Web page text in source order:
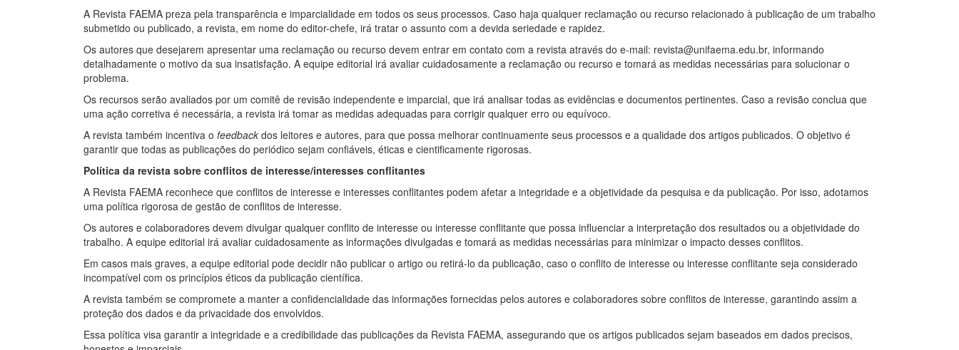
A Revista FAEMA preza pela transparência e imparcialidade em todos os seus processos. Caso haja qualquer reclamação ou recurso relacionado à publicação de um trabalho
submetido ou publicado, a revista, em nome do editor-chefe, irá tratar o assunto com a devida seriedade e rapidez.
Os autores que desejarem apresentar uma reclamação ou recurso devem entrar em contato com a revista através do e-mail: revista@unifaema.edu.br, informando
detalhadamente o motivo da sua insatisfação. A equipe editorial irá avaliar cuidadosamente a reclamação ou recurso e tomará as medidas necessárias para solucionar o
problema.
Os recursos serão avaliados por um comitê de revisão independente e imparcial, que irá analisar todas as evidências e documentos pertinentes. Caso a revisão conclua que
uma ação corretiva é necessária, a revista irá tomar as medidas adequadas para corrigir qualquer erro ou equívoco.
A revista também incentiva o feedback dos leitores e autores, para que possa melhorar continuamente seus processos e a qualidade dos artigos publicados. O objetivo é
garantir que todas as publicações do periódico sejam confiáveis, éticas e cientificamente rigorosas.
Política da revista sobre conflitos de interesse/interesses conflitantes
A Revista FAEMA reconhece que conflitos de interesse e interesses conflitantes podem afetar a integridade e a objetividade da pesquisa e da publicação. Por isso, adotamos
uma política rigorosa de gestão de conflitos de interesse.
Os autores e colaboradores devem divulgar qualquer conflito de interesse ou interesse conflitante que possa influenciar a interpretação dos resultados ou a objetividade do
trabalho. A equipe editorial irá avaliar cuidadosamente as informações divulgadas e tomará as medidas necessárias para minimizar o impacto desses conflitos.
Em casos mais graves, a equipe editorial pode decidir não publicar o artigo ou retirá-lo da publicação, caso o conflito de interesse ou interesse conflitante seja considerado
incompatível com os princípios éticos da publicação científica.
A revista também se compromete a manter a confidencialidade das informações fornecidas pelos autores e colaboradores sobre conflitos de interesse, garantindo assim a
proteção dos dados e da privacidade dos envolvidos.
Essa política visa garantir a integridade e a credibilidade das publicações da Revista FAEMA, assegurando que os artigos publicados sejam baseados em dados precisos,